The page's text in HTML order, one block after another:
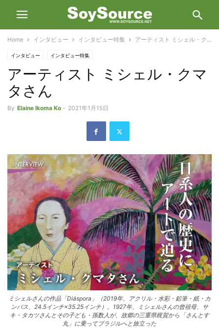
Home インタビュー インタビュー特集 アーティスト ミシェル・ク...
インタビュー インタビュー特集
アーティスト ミシェル・クマ
タさん
By Elaine Ikoma Ko - 2021年1月15日
ミシェルさんの作品「Diáspora」（2019年、アクリル・水彩・鉛筆・紙・カ
ンバス、24.5インチ×35.25インチ）。1927年、ミシェルさんの曾祖母、サ
キ・タカツさんとその子ども・孫数人が、故郷の三重県梶賀から「さんとす
丸」に乗ってブラジルへと旅立った